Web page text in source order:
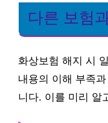
다른 보험
화상보험 해지 시
내용의 이해 부족
니다. 이를 미리 알